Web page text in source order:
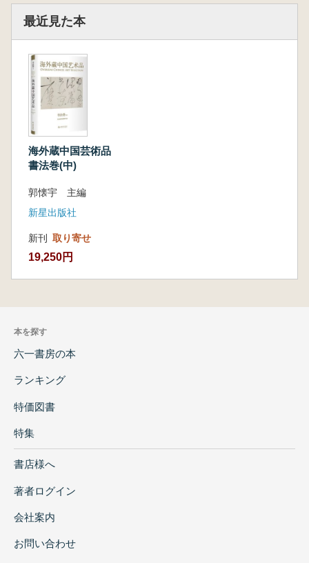
最近見た本
海外蔵中国芸術品
書法巻(中)
郭懐宇 主編
新星出版社
新刊 取り寄せ
19,250円
本を探す
六一書房の本
ランキング
特価図書
特集
書店様へ
著者ログイン
会社案内
お問い合わせ